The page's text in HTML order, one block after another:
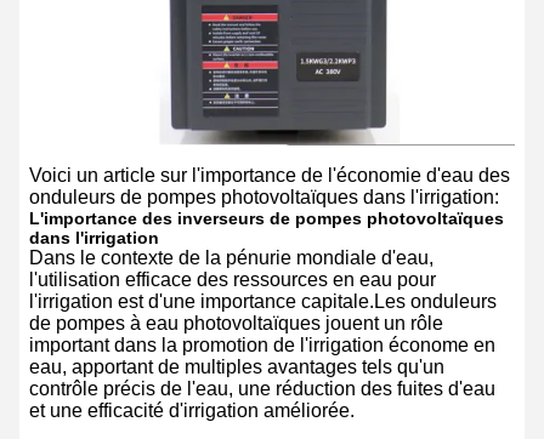
Voici un article sur l'importance de l'économie d'eau des
onduleurs de pompes photovoltaïques dans l'irrigation:
L'importance des inverseurs de pompes photovoltaïques
dans l'irrigation
Dans le contexte de la pénurie mondiale d'eau,
l'utilisation efficace des ressources en eau pour
l'irrigation est d'une importance capitale.Les onduleurs
de pompes à eau photovoltaïques jouent un rôle
important dans la promotion de l'irrigation économe en
eau, apportant de multiples avantages tels qu'un
contrôle précis de l'eau, une réduction des fuites d'eau
et une efficacité d'irrigation améliorée.